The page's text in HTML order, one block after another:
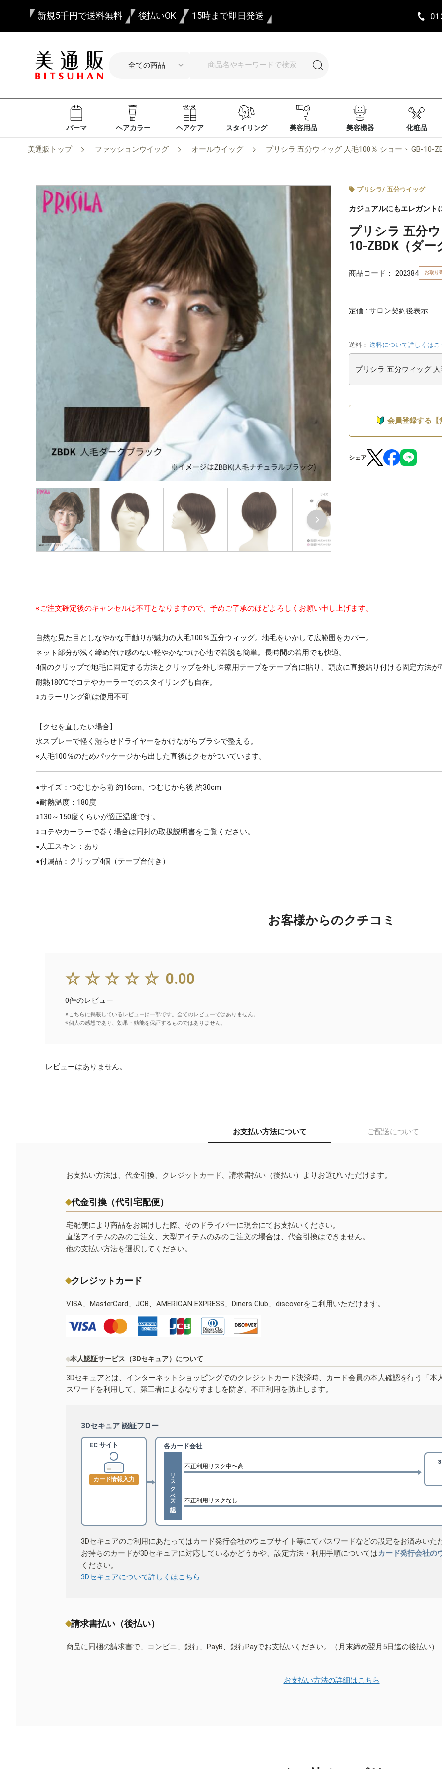
新規5千円で送料無料 後払いOK 15時まで即日発送
パーマ ヘアカラー ヘアケア スタイリング 美容用品 美容機器 化粧品
美通販トップ ファッションウイッグ オールウイッグ プリシラ 五分ウィッグ 人毛100％ ショート GB-10-
プリシラ/ 五分ウイッグ
カジュアルにもエレガント
プリシラ 五分
10-ZBDK（ダ
商品コード： 202384 お取り
定価 : サロン契約後表示
送料： 送料について詳しくはこ
会員登録する【
シェア
※ご注文確定後のキャンセルは不可となりますので、予めご了承のほどよろしくお願い申し上げます。
自然な見た目としなやかな手触りが魅力の人毛100％五分ウィッグ。地毛をいかして広範囲をカバー。
ネット部分が浅く締め付け感のない軽やかなつけ心地で着脱も簡単。長時間の着用でも快適。
4個のクリップで地毛に固定する方法とクリップを外し医療用テープをテープ台に貼り、頭皮に直接貼り付ける固定方法が
耐熱180℃でコテやカーラーでのスタイリングも自在。
※カラーリング剤は使用不可
【クセを直したい場合】
水スプレーで軽く湿らせドライヤーをかけながらブラシで整える。
※人毛100％のためパッケージから出した直後はクセがついています。
●サイズ：つむじから前 約16cm、つむじから後 約30cm
●耐熱温度：180度
※130～150度くらいが適正温度です。
※コテやカーラーで巻く場合は同封の取扱説明書をご覧ください。
●人工スキン：あり
●付属品：クリップ4個（テープ台付き）
お客様からのクチコミ
☆☆☆☆☆ 0.00
0件のレビュー
※こちらに掲載しているレビューは一部です。全てのレビューではありません。
※個人の感想であり、効果・効能を保証するものではありません。
レビューはありません。
お支払い方法について ご配送について
お支払い方法は、代金引換、クレジットカード、請求書払い（後払い）よりお選びいただけます。
代金引換（代引宅配便）
宅配便により商品をお届けした際、そのドライバーに現金にてお支払いください。
直送アイテムのみのご注文、大型アイテムのみのご注文の場合は、代金引換はできません。
他の支払い方法を選択してください。
クレジットカード
VISA、MasterCard、JCB、AMERICAN EXPRESS、Diners Club、discoverをご利用いただけます。
本人認証サービス（3Dセキュア）について
3Dセキュアとは、インターネットショッピングでのクレジットカード決済時、カード会員の本人確認を行う「
スワードを利用して、第三者によるなりすましを防ぎ、不正利用を防止します。
3Dセキュア 認証フロー
EC サイト
カード情報入力
各カード会社
リスクベース認証
不正利用リスク中〜高
不正利用リスクなし
3Dセキュアのご利用にあたってはカード発行会社のウェブサイト等にてパスワードなどの設定をお済みいた
お持ちのカードが3Dセキュアに対応しているかどうかや、設定方法・利用手順についてはカード発行会社の
ください。
3Dセキュアについて詳しくはこちら
請求書払い（後払い）
商品に同梱の請求書で、コンビニ、銀行、PayB、銀行Payでお支払いください。（月末締め翌月5日迄の後払い）
お支払い方法の詳細はこちら